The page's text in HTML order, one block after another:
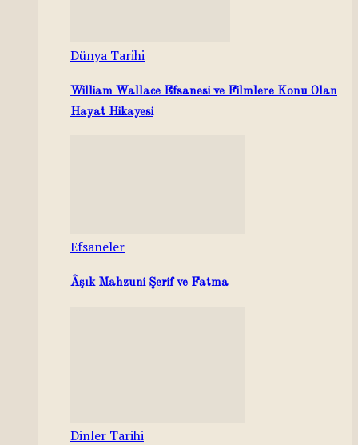
Dünya Tarihi
William Wallace Efsanesi ve Filmlere Konu Olan
Hayat Hikayesi
Efsaneler
Âşık Mahzuni Şerif ve Fatma
Dinler Tarihi